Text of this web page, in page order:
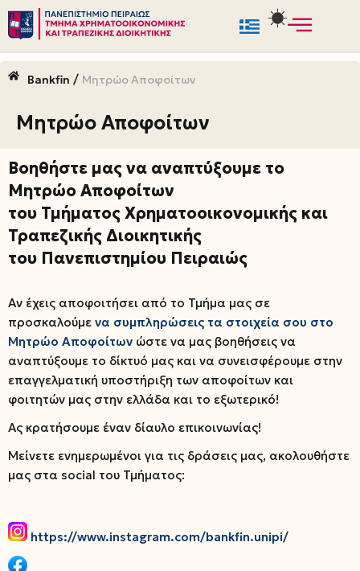
Μεταπηδήστε
περιεχόμενο
Bankfin / Μητρώο Αποφοίτων
Μητρώο Αποφοίτων
Βοηθήστε μας να αναπτύξουμε το
Μητρώο Αποφοίτων
του Τμήματος Χρηματοοικονομικής και
Τραπεζικής Διοικητικής
του Πανεπιστημίου Πειραιώς
Αν έχεις αποφοιτήσει από το Τμήμα μας σε
προσκαλούμε να συμπληρώσεις τα στοιχεία σου στο
Μητρώο Αποφοίτων ώστε να μας βοηθήσεις να
αναπτύξουμε το δίκτυό μας και να συνεισφέρουμε στην
επαγγελματική υποστήριξη των αποφοίτων και
φοιτητών μας στην ελλάδα και το εξωτερικό!
Ας κρατήσουμε έναν δίαυλο επικοινωνίας!
Μείνετε ενημερωμένοι για τις δράσεις μας, ακολουθήστε
μας στα social του Τμήματος:
https://www.instagram.com/bankfin.unipi/